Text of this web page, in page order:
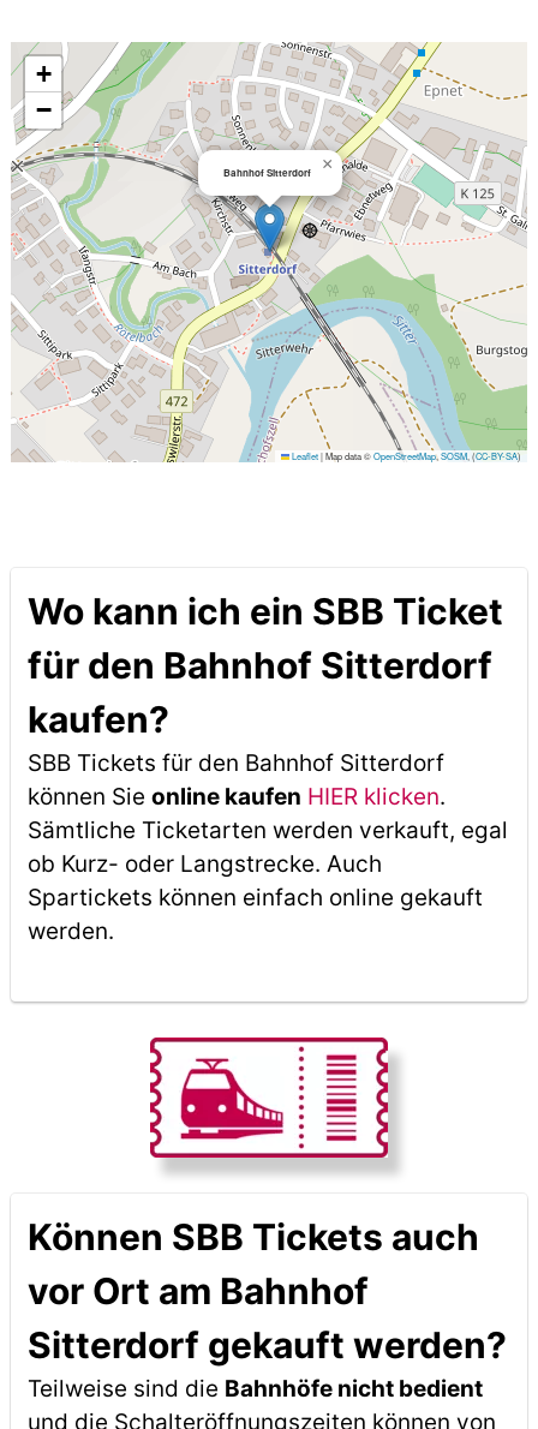
Bahnhof Sitterdorf ×
+
−
Leaflet|Map data ©OpenStreetMap,SOSM , (CC-BY-SA)
Wo kann ich ein SBB Ticket
für den Bahnhof Sitterdorf
kaufen?
SBB Tickets für den Bahnhof Sitterdorf
können Sie online kaufen HIER klicken.
Sämtliche Ticketarten werden verkauft, egal
ob Kurz- oder Langstrecke. Auch
Spartickets können einfach online gekauft
werden.
Können SBB Tickets auch
vor Ort am Bahnhof
Sitterdorf gekauft werden?
Teilweise sind die Bahnhöfe nicht bedient
und die Schalteröffnungszeiten können von